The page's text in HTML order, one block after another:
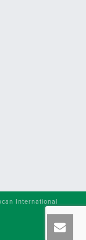
International